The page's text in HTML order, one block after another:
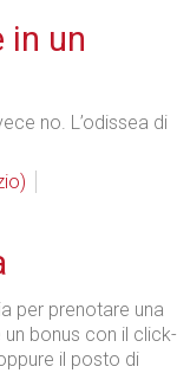
in un
no. L’odissea di
per prenotare una
bonus con il click-
il posto di